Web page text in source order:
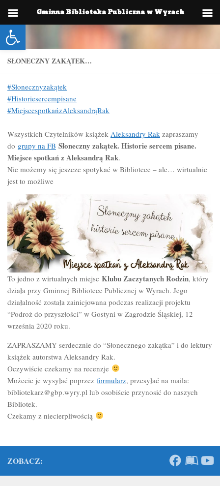
Otwórz pasek narzędzi
Skip to content
SŁONECZNY ZAKĄTEK…
#Słonecznyzakątek
#Historiesercempisane
#MiejscespotkańzAleksandrąRak
Wszystkich Czytelników książek Aleksandry Rak zapraszamy
do grupy na FB Słoneczny zakątek. Historie sercem pisane.
Miejsce spotkań z Aleksandrą Rak.
Nie możemy się jeszcze spotykać w Bibliotece – ale… wirtualnie
jest to możliwe
To jedno z wirtualnych miejsc Klubu Zaczytanych Rodzin, który
działa przy Gminnej Bibliotece Publicznej w Wyrach. Jego
działalność została zainicjowana podczas realizacji projektu
“Podroż do przyszłości” w Gostyni w Zagrodzie Śląskiej, 12
września 2020 roku.
ZAPRASZAMY serdecznie do “Słonecznego zakątka” i do lektury
książek autorstwa Aleksandry Rak.
Oczywiście czekamy na recenzje
Możecie je wysyłać poprzez formularz, przesyłać na maila:
bibliotekarz@gbp.wyry.pl lub osobiście przynosić do naszych
Bibliotek.
Czekamy z niecierpliwością
ZOBACZ:
Gminna Biblioteka Publiczna w Wyrach